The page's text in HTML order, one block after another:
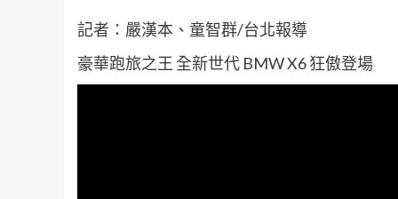
記者：嚴漢本、童智群/台北報導
豪華跑旅之王 全新世代 BMW X6 狂傲登場